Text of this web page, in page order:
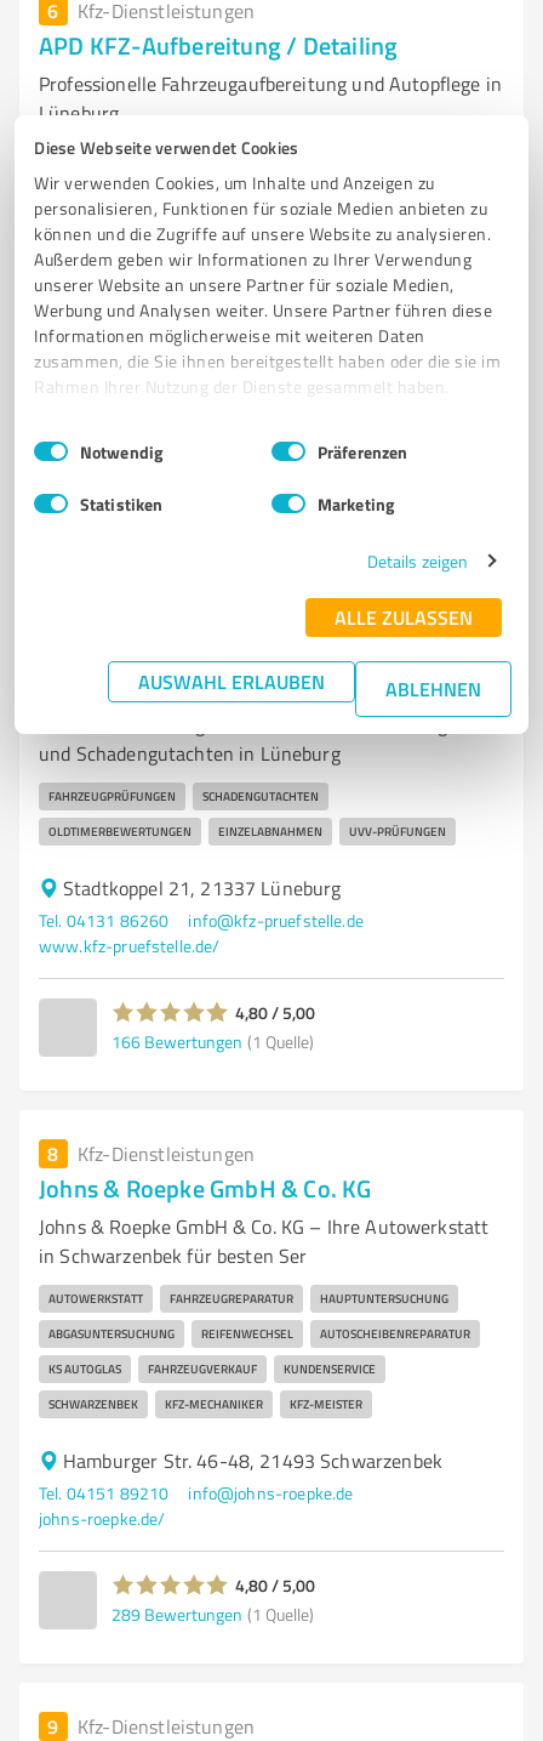
Diese Webseite verwendet Cookies
Wir verwenden Cookies, um Inhalte und Anzeigen zu
personalisieren, Funktionen für soziale Medien anbieten zu
können und die Zugriffe auf unsere Website zu analysieren.
Außerdem geben wir Informationen zu Ihrer Verwendung
unserer Website an unsere Partner für soziale Medien,
Werbung und Analysen weiter. Unsere Partner führen diese
Informationen möglicherweise mit weiteren Daten
zusammen, die Sie ihnen bereitgestellt haben oder die sie im
Rahmen Ihrer Nutzung der Dienste gesammelt haben.
Impressum Datenschutzbestimmungen
Einwilligungsauswahl
Notwendig Präferenzen
Statistiken Marketing
Details zeigen
ALLE ZULASSEN
AUSWAHL ERLAUBEN ABLEHNEN
6 Kfz-Dienstleistungen
APD KFZ-Aufbereitung / Detailing
Professionelle Fahrzeugaufbereitung und Autopflege in
Lüneburg
FAHRZEUGAUFBEREITUNG AUTOPFLEGE
GERUCHSBESEITIGUNG INNENREINIGUNG AUSSENPOLIERUNG
LEASINGRÜCKLÄUFER PROFESSIONELLE AUTOPFLEGE
HOCHWERTIGE MATERIALIEN KUNDENSERVICE
POSITIVE BEWERTUNGEN
Vor dem Bardowicker Tore 41, 21339 Lüneburg
info@apd-autoaufbereitung.de apd-autoaufbereitung.de/
4,90 / 5,00
von Hebel Ingenieurbüro, von Hebel
Fahrzeugtechnik GmbH, GTÜ Kfz-Prüfstelle,
Kfz Gutachter Lüneburg, Schadengutachten
von Hebel Fahrzeugtechnik GmbH – Kfz-Prüfungen
und Schadengutachten in Lüneburg
FAHRZEUGPRÜFUNGEN SCHADENGUTACHTEN
OLDTIMERBEWERTUNGEN EINZELABNAHMEN UVV-PRÜFUNGEN
Stadtkoppel 21, 21337 Lüneburg
Tel. 04131 86260
info@kfz-pruefstelle.de
www.kfz-pruefstelle.de/
4,80 / 5,00
166 Bewertungen (1 Quelle)
8 Kfz-Dienstleistungen
Johns & Roepke GmbH & Co. KG
Johns & Roepke GmbH & Co. KG – Ihre Autowerkstatt
in Schwarzenbek für besten Ser
AUTOWERKSTATT FAHRZEUGREPARATUR HAUPTUNTERSUCHUNG
ABGASUNTERSUCHUNG REIFENWECHSEL AUTOSCHEIBENREPARATUR
KS AUTOGLAS FAHRZEUGVERKAUF KUNDENSERVICE
SCHWARZENBEK KFZ-MECHANIKER KFZ-MEISTER
Hamburger Str. 46-48, 21493 Schwarzenbek
Tel. 04151 89210
info@johns-roepke.de
johns-roepke.de/
4,80 / 5,00
289 Bewertungen (1 Quelle)
9 Kfz-Dienstleistungen